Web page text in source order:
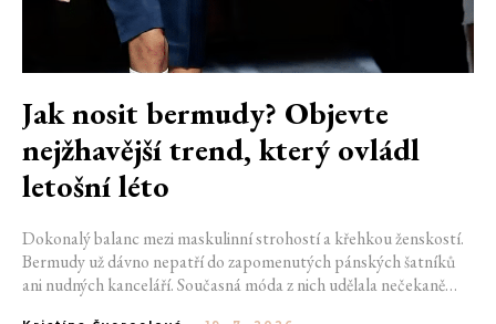
Jak nosit bermudy? Objevte
nejžhavější trend, který ovládl
letošní léto
Dokonalý balanc mezi maskulinní strohostí a křehkou ženskostí.
Bermudy už dávno nepatří do zapomenutých pánských šatníků
ani nudných kanceláří. Současná móda z nich udělala nečekaně